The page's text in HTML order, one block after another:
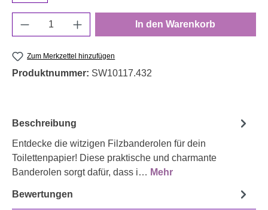
Produkt Anzahl: Gib den gewünschten
In den Warenkorb
Zum Merkzettel hinzufügen
Produktnummer: SW10117.432
Beschreibung
Entdecke die witzigen Filzbanderolen für dein
Toilettenpapier! Diese praktische und charmante
Banderolen sorgt dafür, dass i… Mehr
Bewertungen